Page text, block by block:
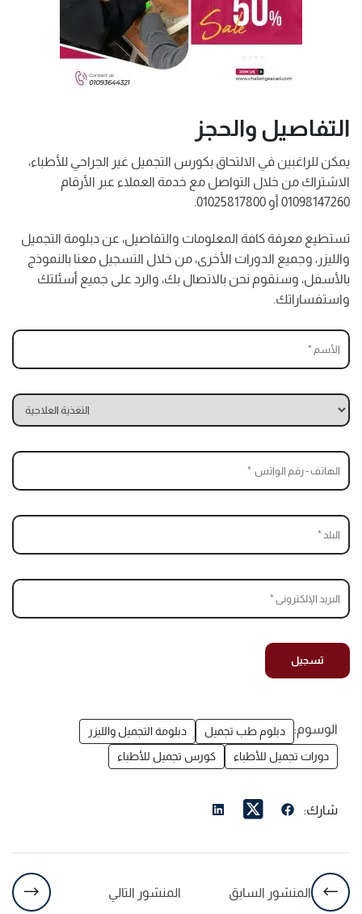
التفاصيل والحجز
يمكن للراغبين في الالتحاق بكورس التجميل غير الجراحي للأطباء،
الاشتراك من خلال التواصل مع خدمة العملاء عبر الأرقام
01098147260 أو 01025817800.
تستطيع معرفة كافة المعلومات والتفاصيل، عن دبلومة التجميل
والليزر، وجميع الدورات الأخرى، من خلال التسجيل معنا بالنموذج
بالأسفل، وسنقوم نحن بالاتصال بك، والرد على جميع أسئلتك
واستفساراتك.
الوسوم: دبلوم طب تجميل
دبلومة التجميل والليزر
دورات تجميل للأطباء
كورس تجميل للأطباء
شارك:
المنشور السابق المنشور التالي